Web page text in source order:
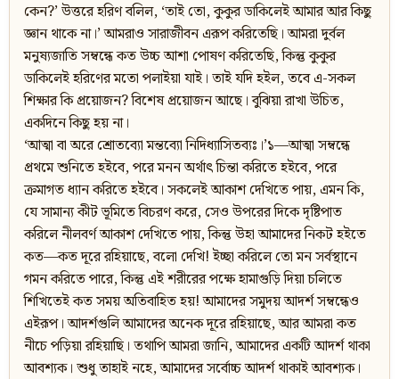
কেন?’ উত্তরে হরিণ বলিল, ‘তাই তো, কুকুর ডাকিলেই আমার আর কিছু
জ্ঞান থাকে না।’ আমরাও সারাজীবন এরূপ করিতেছি। আমরা দুর্বল
মনুষ্যজাতি সম্বন্ধে কত উচ্চ আশা পোষণ করিতেছি, কিন্তু কুকুর
ডাকিলেই হরিণের মতো পলাইয়া যাই। তাই যদি হইল, তবে এ-সকল
শিক্ষার কি প্রয়োজন? বিশেষ প্রয়োজন আছে। বুঝিয়া রাখা উচিত,
একদিনে কিছু হয় না।
‘আত্মা বা অরে শ্রোতব্যো মন্তব্যো নিদিধ্যাসিতব্যঃ।’১—আত্মা সম্বন্ধে
প্রথমে শুনিতে হইবে, পরে মনন অর্থাৎ চিন্তা করিতে হইবে, পরে
ক্রমাগত ধ্যান করিতে হইবে। সকলেই আকাশ দেখিতে পায়, এমন কি,
যে সামান্য কীট ভূমিতে বিচরণ করে, সেও উপরের দিকে দৃষ্টিপাত
করিলে নীলবর্ণ আকাশ দেখিতে পায়, কিন্তু উহা আমাদের নিকট হইতে
কত—কত দূরে রহিয়াছে, বলো দেখি! ইচ্ছা করিলে তো মন সর্বস্থানে
গমন করিতে পারে, কিন্তু এই শরীরের পক্ষে হামাগুড়ি দিয়া চলিতে
শিখিতেই কত সময় অতিবাহিত হয়! আমাদের সমুদয় আদর্শ সম্বন্ধেও
এইরূপ। আদর্শগুলি আমাদের অনেক দূরে রহিয়াছে, আর আমরা কত
নীচে পড়িয়া রহিয়াছি। তথাপি আমরা জানি, আমাদের একটি আদর্শ থাকা
আবশ্যক। শুধু তাহাই নহে, আমাদের সর্বোচ্চ আদর্শ থাকাই আবশ্যক।